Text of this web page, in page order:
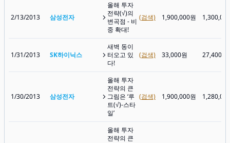
2/13/2013 삼성전자
올해 투자
전략(√)의
변곡점 - 비
중 확대!
(검색) 1,900,000원
1/31/2013 SK하이닉스
새벽 동이
터오고 있
다!
(검색) 33,000원 27,400원
1/30/2013 삼성전자
올해 투자
전략의 큰
그림은 ‘루
트(√)-스타
일’
(검색) 1,900,000원
올해 투자
전략의 큰